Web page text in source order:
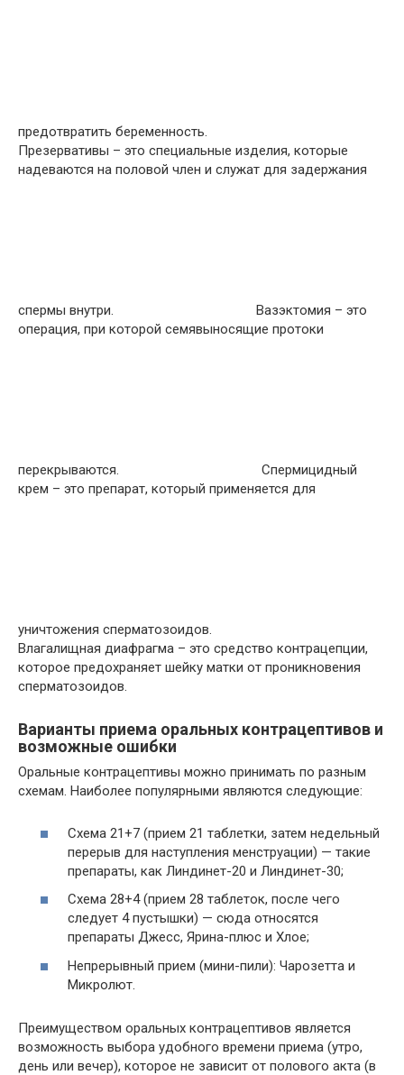
предотвратить беременность.
Презервативы – это специальные изделия, которые
надеваются на половой член и служат для задержания
спермы внутри.
Вазэктомия – это
операция, при которой семявыносящие протоки
перекрываются.
Спермицидный
крем – это препарат, который применяется для
уничтожения сперматозоидов.
Влагалищная диафрагма – это средство контрацепции,
которое предохраняет шейку матки от проникновения
сперматозоидов.
Варианты приема оральных контрацептивов и
возможные ошибки
Оральные контрацептивы можно принимать по разным
схемам. Наиболее популярными являются следующие:
Схема 21+7 (прием 21 таблетки, затем недельный
перерыв для наступления менструации) — такие
препараты, как Линдинет-20 и Линдинет-30;
Схема 28+4 (прием 28 таблеток, после чего
следует 4 пустышки) — сюда относятся
препараты Джесс, Ярина-плюс и Хлое;
Непрерывный прием (мини-пили): Чарозетта и
Микролют.
Преимуществом оральных контрацептивов является
возможность выбора удобного времени приема (утро,
день или вечер), которое не зависит от полового акта (в